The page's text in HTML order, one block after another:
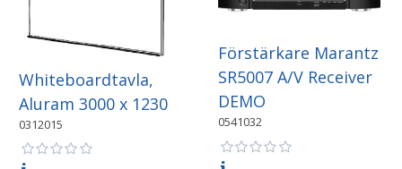
Whiteboardtavla,
Aluram 3000 x 1230
0312015
Förstärkare Marantz
SR5007 A/V Receiver
DEMO
0541032